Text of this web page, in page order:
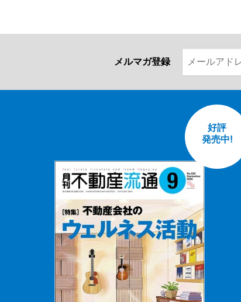
メルマガ登録
好評
発売中!